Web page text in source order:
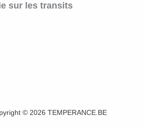
sur les transits
© 2026 TEMPERANCE.BE